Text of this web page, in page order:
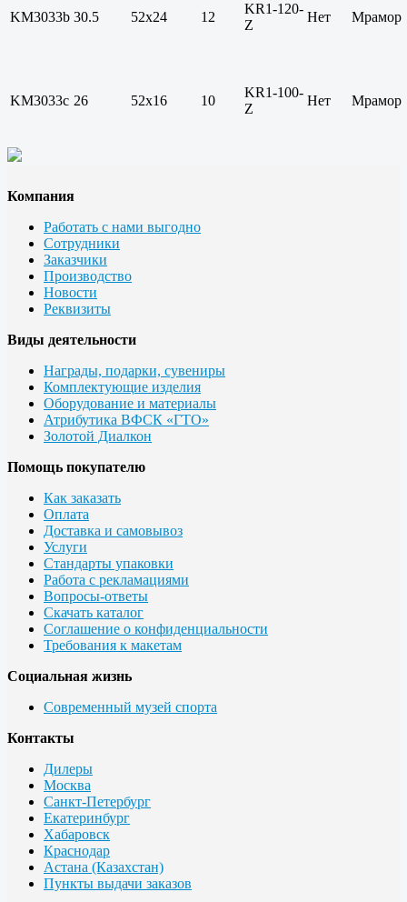
KM3033b 30.5 52х24 12
KR1-120-
Z
Нет Мрамор
KM3033c 26 52х16 10
KR1-100-
Z
Нет Мрамор
Компания
Работать с нами выгодно
Сотрудники
Заказчики
Производство
Новости
Реквизиты
Виды деятельности
Награды, подарки, сувениры
Комплектующие изделия
Оборудование и материалы
Атрибутика ВФСК «ГТО»
Золотой Диалкон
Помощь покупателю
Как заказать
Оплата
Доставка и самовывоз
Услуги
Стандарты упаковки
Работа с рекламациями
Вопросы-ответы
Скачать каталог
Соглашение о конфиденциальности
Требования к макетам
Социальная жизнь
Современный музей спорта
Контакты
Дилеры
Москва
Санкт-Петербург
Екатеринбург
Хабаровск
Краснодар
Астана (Казахстан)
Пункты выдачи заказов